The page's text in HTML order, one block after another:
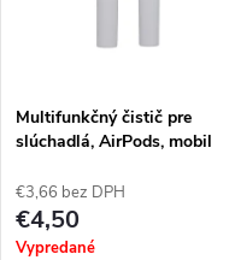
Multifunkčný čistič pre
slúchadlá, AirPods, mobil
€3,66 bez DPH
€4,50
Vypredané